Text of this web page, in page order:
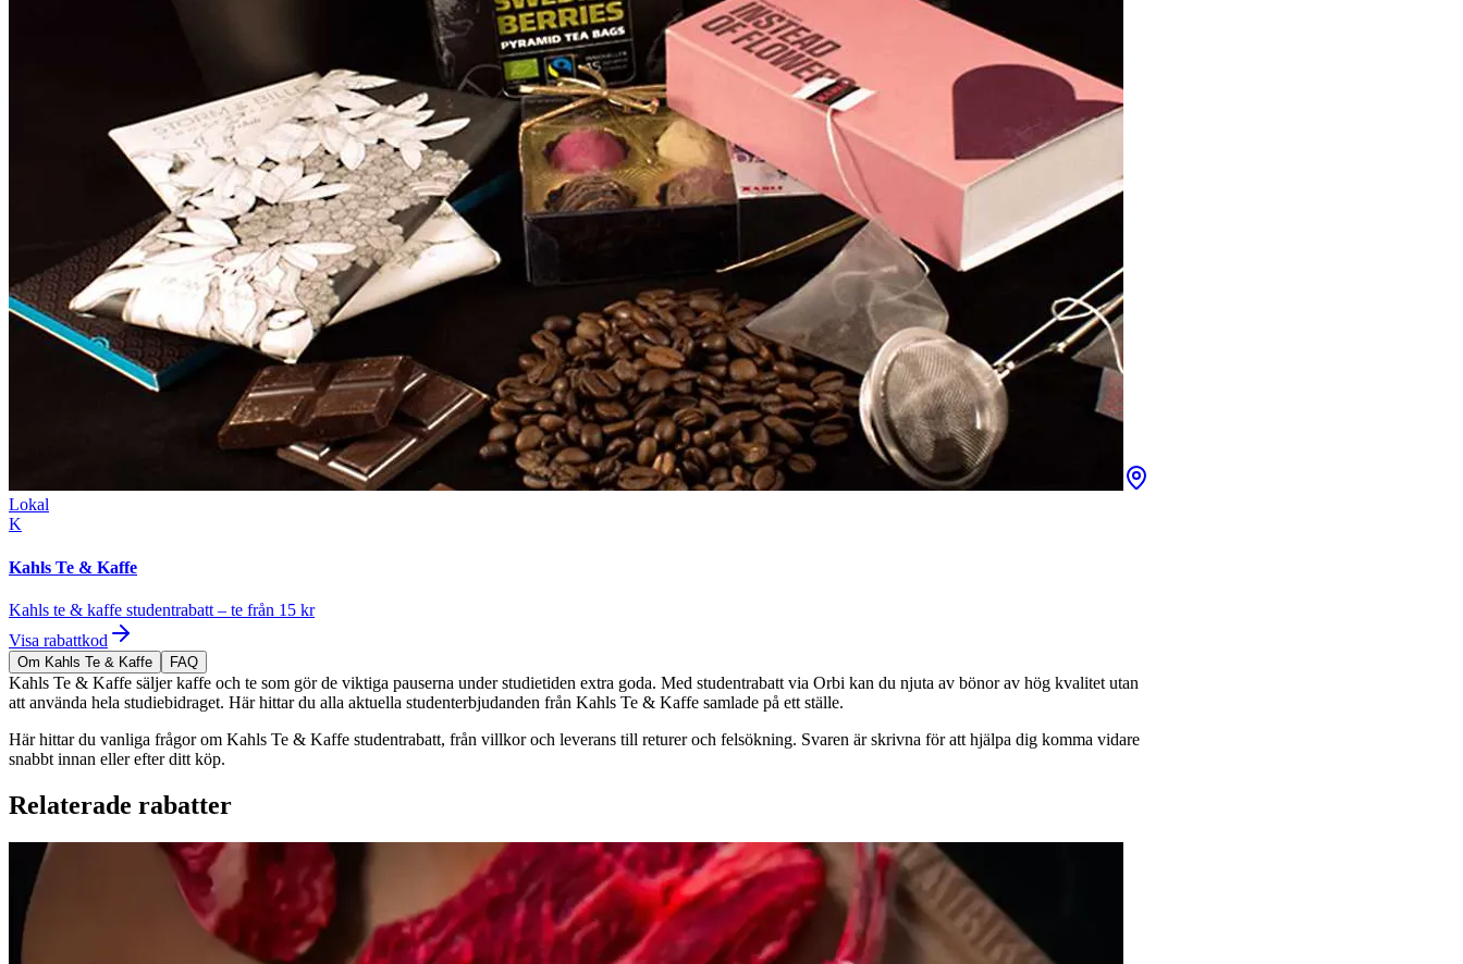
Lokal
K
Kahls Te & Kaffe
Kahls te & kaffe studentrabatt – te från 15 kr
Visa rabattkod
Om Kahls Te & Kaffe FAQ
Kahls Te & Kaffe säljer kaffe och te som gör de viktiga pauserna under studietiden extra goda. Med studentrabatt via Orbi kan du njuta av bönor av hög kvalitet utan
att använda hela studiebidraget. Här hittar du alla aktuella studenterbjudanden från Kahls Te & Kaffe samlade på ett ställe.
Här hittar du vanliga frågor om Kahls Te & Kaffe studentrabatt, från villkor och leverans till returer och felsökning. Svaren är skrivna för att hjälpa dig komma vidare
snabbt innan eller efter ditt köp.
Relaterade rabatter